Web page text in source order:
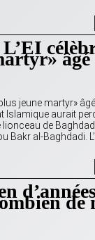
jeune martyr»
Islamique aurait
de
Bakr al-Baghdadi.
de